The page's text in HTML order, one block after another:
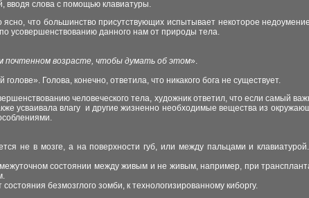
вводя слова с помощью клавиатуры.
ясно, что большинство присутствующих испытывает некоторое
усовершенствованию данного нам от природы тела.
почтенном возрасте, чтобы думать об этом».
Голова, конечно, ответила, что никакого бога не существует.
человеческого тела, художник ответил, что если самый
усваивала влагу и другие жизненно необходимые вещества из
не в мозге, а на поверхности губ, или между пальцами и
состоянии между живым и не живым, например, при
безмозглого зомби, к технологизированному киборгу.